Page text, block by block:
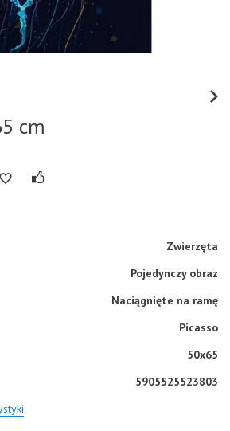
cm
Zwierzęta
Pojedynczy obraz
Naciągnięte na ramę
Picasso
50x65
5905525523803